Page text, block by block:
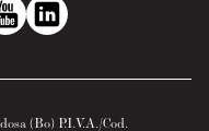
(Bo) P.I.V.A./Cod.